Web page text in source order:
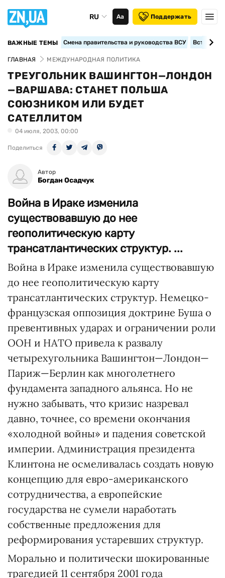
RU Аа Поддержать
ВАЖНЫЕ ТЕМЫ Смена правительства и руководства ВСУ
ГЛАВНАЯ МЕЖДУНАРОДНАЯ ПОЛИТИКА
ТРЕУГОЛЬНИК ВАШИНГТОН—ЛОНДОН
—ВАРШАВА: СТАНЕТ ПОЛЬША
СОЮЗНИКОМ ИЛИ БУДЕТ
САТЕЛЛИТОМ
04 июля, 2003, 00:00
Поделиться
Автор
Богдан Осадчук
Война в Ираке изменила
существовавшую до нее
геополитическую карту
трансатлантических структур. ...
Война в Ираке изменила существовавшую
до нее геополитическую карту
трансатлантических структур. Немецко-
французская оппозиция доктрине Буша о
превентивных ударах и ограничении роли
ООН и НАТО привела к развалу
четырехугольника Вашингтон—Лондон—
Париж—Берлин как многолетнего
фундамента западного альянса. Но не
нужно забывать, что кризис назревал
давно, точнее, со времени окончания
«холодной войны» и падения советской
империи. Администрация президента
Клинтона не осмеливалась создать новую
концепцию для евро-американского
сотрудничества, а европейские
государства не сумели наработать
собственные предложения для
реформирования устаревших структур.
Морально и политически шокированные
трагедией 11 сентября 2001 года